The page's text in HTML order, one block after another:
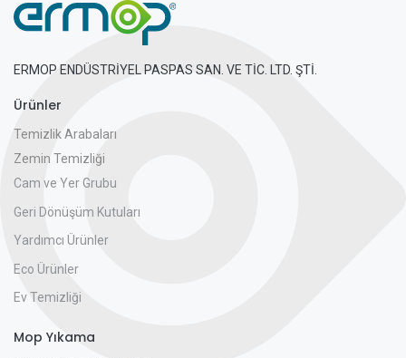
ERMOP ENDÜSTRİYEL PASPAS SAN. VE TİC. LTD. ŞTİ.
Ürünler
Temizlik Arabaları
Zemin Temizliği
Cam ve Yer Grubu
Geri Dönüşüm Kutuları
Yardımcı Ürünler
Eco Ürünler
Ev Temizliği
Mop Yıkama